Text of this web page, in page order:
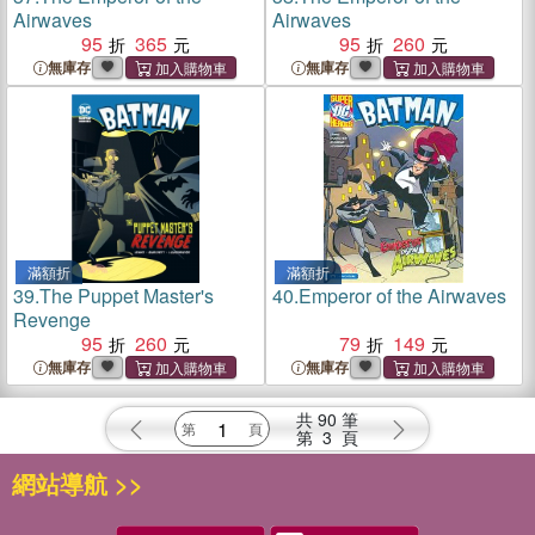
Airwaves
95
365
無庫存
Airwaves
95
260
無庫存
滿額折
39.The Puppet Master's
Revenge
95
260
無庫存
滿額折
40.Emperor of the Airwaves
79
149
無庫存
共 90 筆
第 3 頁
網站導航 >>